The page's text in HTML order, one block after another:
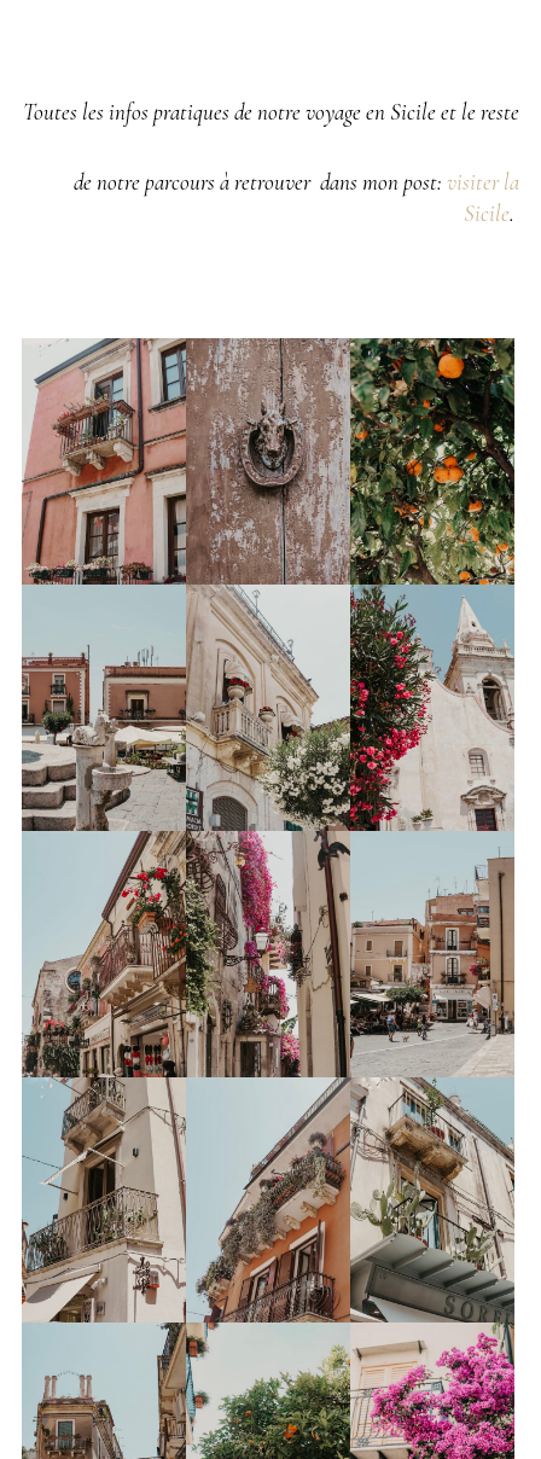
Toutes les infos pratiques de notre voyage en Sicile et le reste
de notre parcours à retrouver dans mon post: visiter la
Sicile.